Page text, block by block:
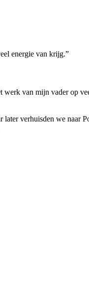
energie van krijg.”
van mijn vader op
verhuisden we naar